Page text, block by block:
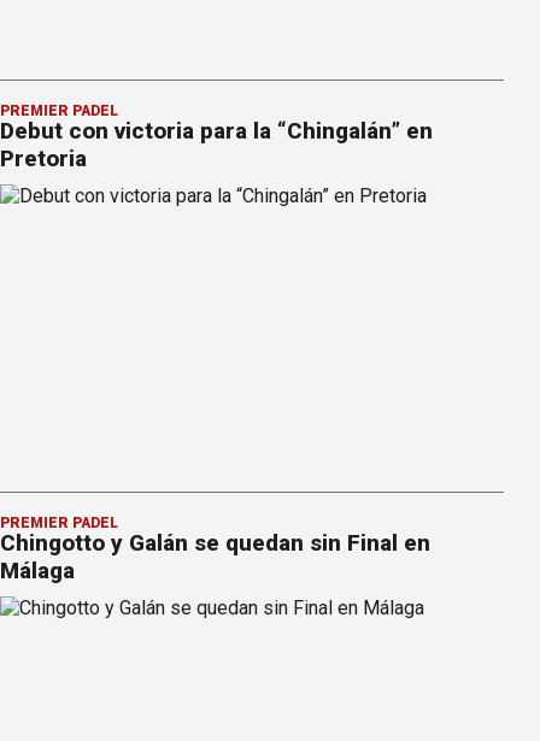
PREMIER PÁDEL
Debut con victoria para la “Chingalán” en
Pretoria
PREMIER PÁDEL
Chingotto y Galán se quedan sin Final en
Málaga